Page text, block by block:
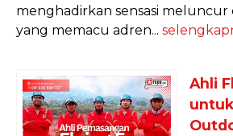
menghadirkan sensasi meluncur
yang memacu adren...
Ahli